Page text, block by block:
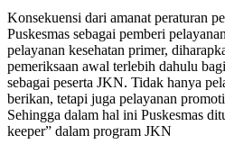
Konsekuensi dari amanat peraturan
Puskesmas sebagai pemberi
pelayanan kesehatan primer,
pemeriksaan awal terlebih dahulu
sebagai peserta JKN. Tidak hanya
berikan, tetapi juga pelayanan
Sehingga dalam hal ini Puskesmas
keeper” dalam program JKN